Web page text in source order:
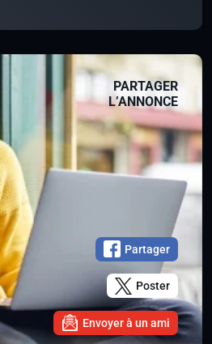
PARTAGER
L’ANNONCE
Partager
Poster
Envoyer à un ami